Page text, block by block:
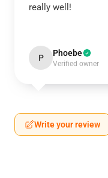
really well!
P Phoebe
Verified owner
Write your review